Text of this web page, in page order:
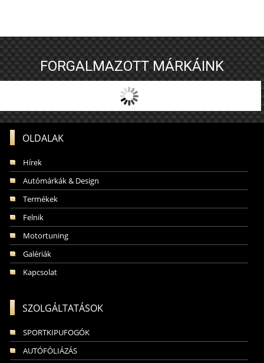
FORGALMAZOTT MÁRKÁINK
OLDALAK
Hírek
Autómárkák & Design
Termékek
Felnik
Motortuning
Galériák
Kapcsolat
SZOLGÁLTATÁSOK
SPORTKIPUFOGÓK
AUTÓFÓLIÁZÁS